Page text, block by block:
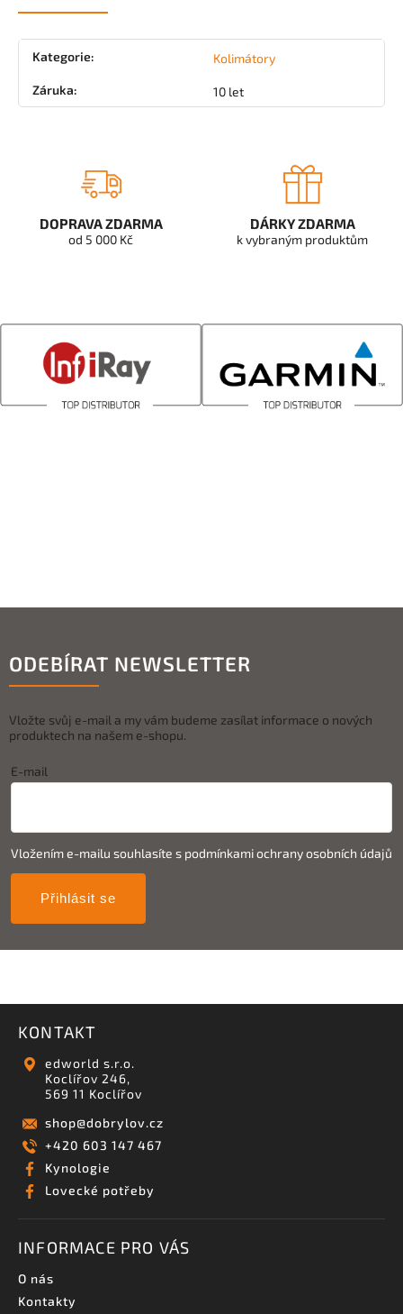
Kategorie: Kolimátory
Záruka: 10 let
DOPRAVA ZDARMA
od 5 000 Kč
DÁRKY ZDARMA
k vybraným produktům
ODEBÍRAT NEWSLETTER
Vložte svůj e-mail a my vám budeme zasílat informace o nových
produktech na našem e-shopu.
E-mail
Vložením e-mailu souhlasíte s podmínkami ochrany osobních údajů
Přihlásit se
KONTAKT
edworld s.r.o.
Koclířov 246,
569 11 Koclířov
shop@dobrylov.cz
+420 603 147 467
Kynologie
Lovecké potřeby
INFORMACE PRO VÁS
O nás
Kontakty